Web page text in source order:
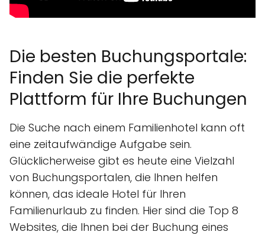
Die besten Buchungsportale:
Finden Sie die perfekte
Plattform für Ihre Buchungen
Die Suche nach einem Familienhotel kann oft
eine zeitaufwändige Aufgabe sein.
Glücklicherweise gibt es heute eine Vielzahl
von Buchungsportalen, die Ihnen helfen
können, das ideale Hotel für Ihren
Familienurlaub zu finden. Hier sind die Top 8
Websites, die Ihnen bei der Buchung eines